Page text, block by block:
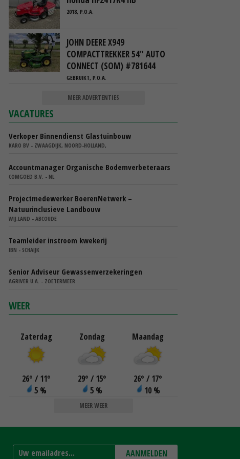
2018, P.O.A.
JOHN DEERE X949
COMPACTTREKKER 54" AUTO
CONNECT (SOM) #781644
GEBRUIKT, P.O.A.
MEER ADVERTENTIES
VACATURES
Verkoper Binnendienst Glastuinbouw
KARO BV - ZWAAGDIJK, NOORD-HOLLAND,
Accountmanager Organische Bodemverbeteraars
COMGOED B.V. - NL
Projectmedewerker BoerenNetwerk –
Natuurinclusieve Landbouw
WIJ.LAND - ABCOUDE
Teamleider instroom kwekerij
IBN - SCHAIJK
Senior Adviseur Gewassenverzekeringen
AGRIVER U.A. - ZOETERMEER
WEER
Zaterdag
26° / 11°
5 %
Zondag
29° / 15°
5 %
Maandag
26° / 17°
10 %
MEER WEER
AANMELDEN